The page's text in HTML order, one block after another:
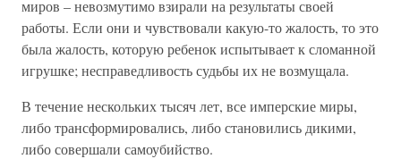
миров – невозмутимо взирали на результаты своей
работы. Если они и чувствовали какую-то жалость, то это
была жалость, которую ребенок испытывает к сломанной
игрушке; несправедливость судьбы их не возмущала.
В течение нескольких тысяч лет, все имперские миры,
либо трансформировались, либо становились дикими,
либо совершали самоубийство.